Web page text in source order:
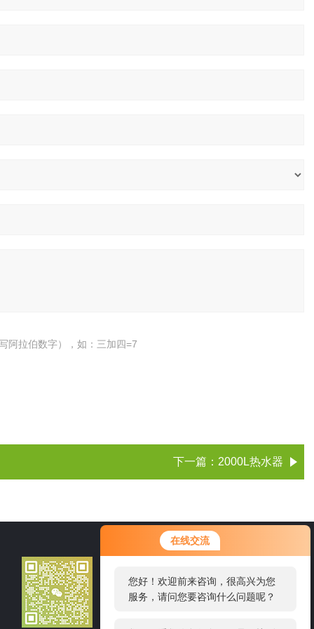
在线交流
您好！欢迎前来咨询，很高兴为您
服务，请问您要咨询什么问题呢？
您好，看您停留很久了，是否找到
了需求产品，您可以直接在线与我
阿拉伯数字），如：三加四=7
下一篇： 2000L热水器
021-56831382
邮箱：13917880845@139.com